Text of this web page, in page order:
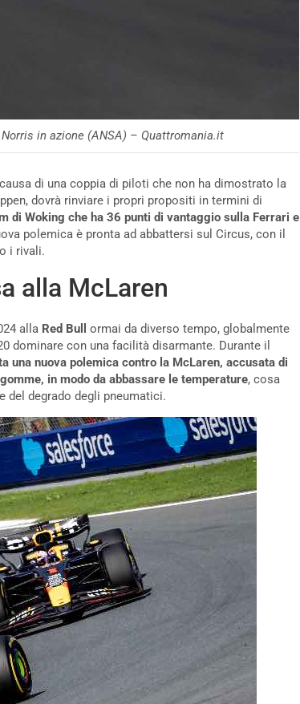
in azione (ANSA) – Quattromania.it
di una coppia di piloti che non ha dimostrato la
dovrà rinviare i propri propositi in termini di
di Woking che ha 36 punti di vantaggio sulla Ferrari e
polemica è pronta ad abbattersi sul Circus, con il
i rivali.
alla McLaren
alla Red Bull
ormai da diverso tempo, globalmente
dominare con una facilità disarmante. Durante il
una nuova polemica contro la McLaren, accusata di
in modo da abbassare le temperature, cosa
del degrado degli pneumatici.